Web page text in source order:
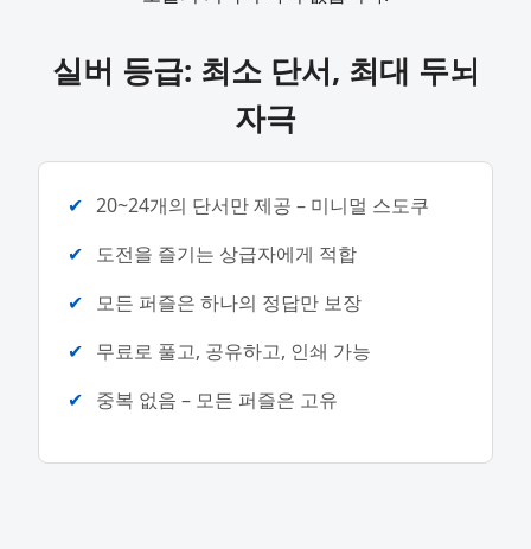
실버 등급: 최소 단서, 최대 두뇌
자극
20~24개의 단서만 제공 – 미니멀 스도쿠
도전을 즐기는 상급자에게 적합
모든 퍼즐은 하나의 정답만 보장
무료로 풀고, 공유하고, 인쇄 가능
중복 없음 – 모든 퍼즐은 고유